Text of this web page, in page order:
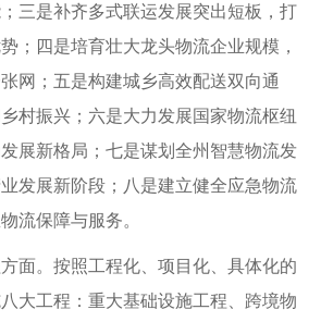
三是补齐多式联运发展突出短板，打
；四是培育壮大龙头物流企业规模，
网；五是构建城乡高效配送双向通
村振兴；六是大力发展国家物流枢纽
展新格局；七是谋划全州智慧物流发
发展新阶段；八是建立健全应急物流
流保障与服务。
。按照工程化、项目化、具体化的
大工程：重大基础设施工程、跨境物